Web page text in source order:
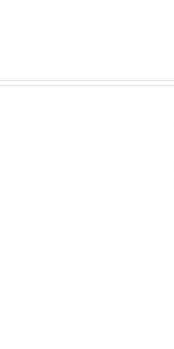
הרווארד,